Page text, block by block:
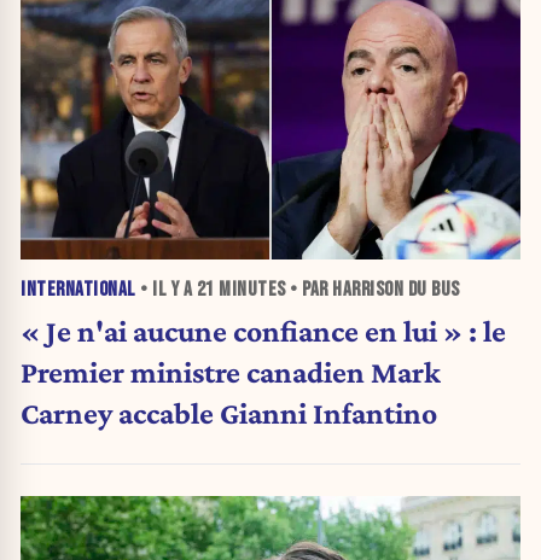
INTERNATIONAL • IL Y A 21 MINUTES• PAR HARRISON DU BUS
« Je n'ai aucune confiance en lui » : le
Premier ministre canadien Mark
Carney accable Gianni Infantino